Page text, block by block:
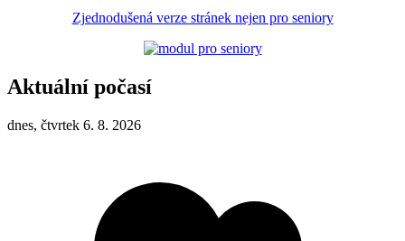
Zjednodušená verze stránek nejen pro seniory
Aktuální počasí
dnes, čtvrtek 6. 8. 2026